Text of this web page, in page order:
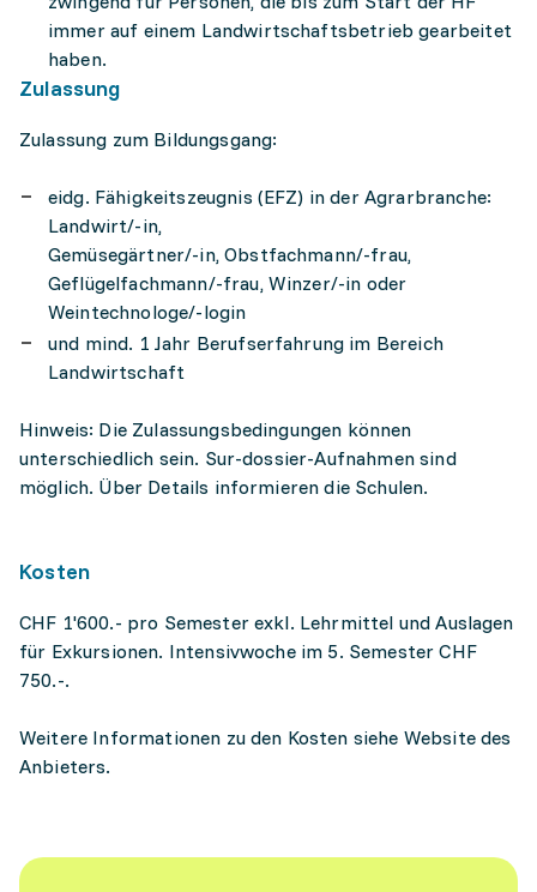
immer auf einem Landwirtschaftsbetrieb gearbeitet
haben.
Zulassung
Zulassung zum Bildungsgang:
eidg. Fähigkeitszeugnis (EFZ) in der Agrarbranche:
Landwirt/-in,
Gemüsegärtner/-in, Obstfachmann/-frau,
Geflügelfachmann/-frau, Winzer/-in oder
Weintechnologe/-login
und mind. 1 Jahr Berufserfahrung im Bereich
Landwirtschaft
Hinweis: Die Zulassungsbedingungen können
unterschiedlich sein. Sur-dossier-Aufnahmen sind
möglich. Über Details informieren die Schulen.
Kosten
CHF 1'600.- pro Semester exkl. Lehrmittel und Auslagen
für Exkursionen. Intensivwoche im 5. Semester CHF
750.-.
Weitere Informationen zu den Kosten siehe Website des
Anbieters.